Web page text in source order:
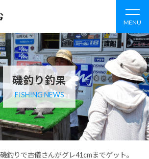
MENU
磯釣り釣果
FISHING NEWS
磯釣りで古儀さんがグレ41cmまでゲット。